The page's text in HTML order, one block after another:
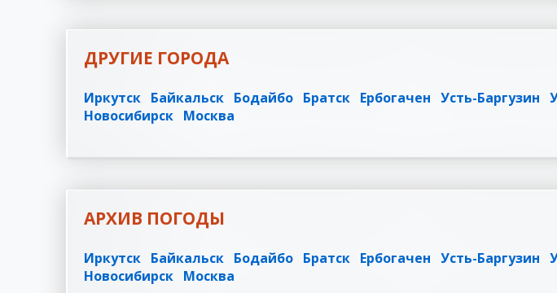
ДРУГИЕ ГОРОДА
Иркутск Байкальск Бодайбо Братск Ербогачен Усть-Баргузин
Новосибирск Москва
АРХИВ ПОГОДЫ
Иркутск Байкальск Бодайбо Братск Ербогачен Усть-Баргузин
Новосибирск Москва